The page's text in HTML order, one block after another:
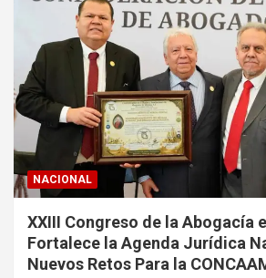
NACIONAL
XXIII Congreso de la Abogacía
Fortalece la Agenda Jurídica
Nuevos Retos Para la